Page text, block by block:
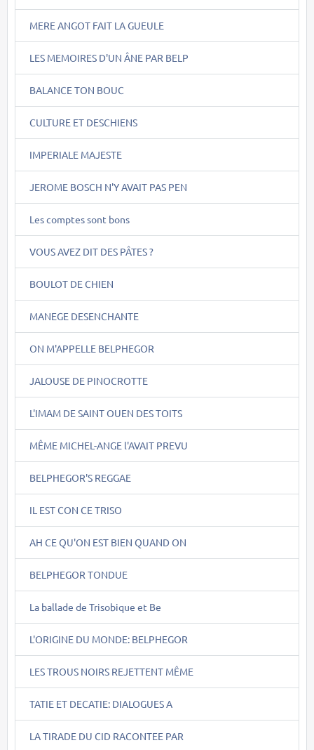
MERE ANGOT FAIT LA GUEULE
LES MEMOIRES D'UN ÂNE PAR BELP
BALANCE TON BOUC
CULTURE ET DESCHIENS
IMPERIALE MAJESTE
JEROME BOSCH N'Y AVAIT PAS PEN
Les comptes sont bons
VOUS AVEZ DIT DES PÂTES ?
BOULOT DE CHIEN
MANEGE DESENCHANTE
ON M'APPELLE BELPHEGOR
JALOUSE DE PINOCROTTE
L'IMAM DE SAINT OUEN DES TOITS
MÊME MICHEL-ANGE l'AVAIT PREVU
BELPHEGOR'S REGGAE
IL EST CON CE TRISO
AH CE QU'ON EST BIEN QUAND ON
BELPHEGOR TONDUE
La ballade de Trisobique et Be
L'ORIGINE DU MONDE: BELPHEGOR
LES TROUS NOIRS REJETTENT MÊME
TATIE ET DECATIE: DIALOGUES A
LA TIRADE DU CID RACONTEE PAR